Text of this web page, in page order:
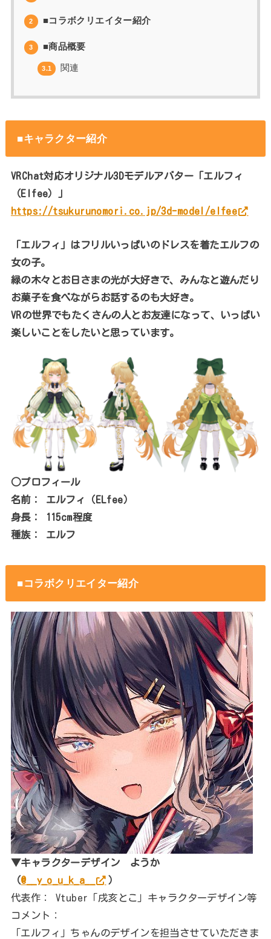
2 ■コラボクリエイター紹介
3 ■商品概要
3.1 関連
■キャラクター紹介
VRChat対応オリジナル3Dモデルアバター「エルフィ
（Elfee）」
https://tsukurunomori.co.jp/3d-model/elfee
「エルフィ」はフリルいっぱいのドレスを着たエルフの
女の子。
緑の木々とお日さまの光が大好きで、みんなと遊んだり
お菓子を食べながらお話するのも大好き。
VRの世界でもたくさんの人とお友達になって、いっぱい
楽しいことをしたいと思っています。
○プロフィール
名前： エルフィ（ELfee）
身長： 115cm程度
種族： エルフ
■コラボクリエイター紹介
▼キャラクターデザイン ようか
（@__y_o_u_k_a__
）
代表作： Vtuber「戌亥とこ」キャラクターデザイン等
コメント：
「エルフィ」ちゃんのデザインを担当させていただきま